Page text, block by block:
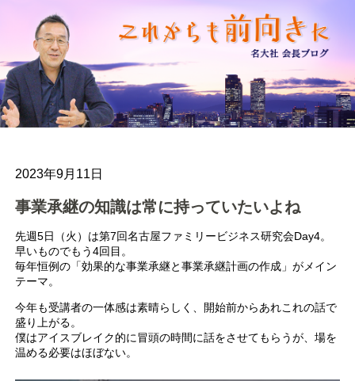
2023年9月11日
事業承継の知識は常に持っていたいよね
先週5日（火）は第7回名古屋ファミリービジネス研究会Day4。
早いものでもう4回目。
毎年恒例の「効果的な事業承継と事業承継計画の作成」がメイン
テーマ。
今年も受講者の一体感は素晴らしく、開始前からあれこれの話で
盛り上がる。
僕はアイスブレイク的に冒頭の時間に話をさせてもらうが、場を
温める必要はほぼない。